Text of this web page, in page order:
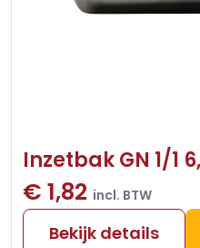
Inzetbak GN 1/1
€ 1,82 incl. BTW
Bekijk details